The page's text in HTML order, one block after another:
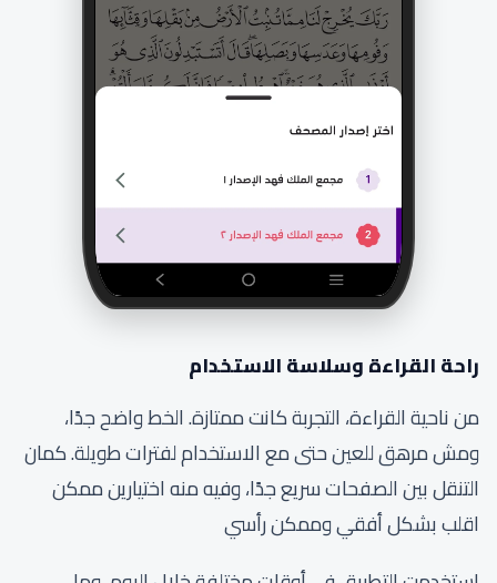
راحة القراءة وسلاسة الاستخدام
من ناحية القراءة، التجربة كانت ممتازة. الخط واضح جدًا،
ومش مرهق للعين حتى مع الاستخدام لفترات طويلة. كمان
التنقل بين الصفحات سريع جدًا، وفيه منه اختيارين ممكن
اقلب بشكل أفقي وممكن رأسي